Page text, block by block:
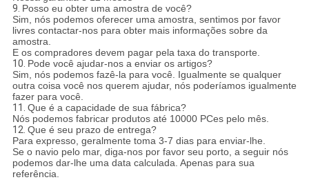
9. Posso eu obter uma amostra de você?
Sim, nós podemos oferecer uma amostra, sentimos por favor
livres contactar-nos para obter mais informações sobre da
amostra.
E os compradores devem pagar pela taxa do transporte.
10. Pode você ajudar-nos a enviar os artigos?
Sim, nós podemos fazê-la para você. Igualmente se qualquer
outra coisa você nos querem ajudar, nós poderíamos igualmente
fazer para você.
11. Que é a capacidade de sua fábrica?
Nós podemos fabricar produtos até 10000 PCes pelo mês.
12. Que é seu prazo de entrega?
Para expresso, geralmente toma 3-7 dias para enviar-lhe.
Se o navio pelo mar, diga-nos por favor seu porto, a seguir nós
podemos dar-lhe uma data calculada. Apenas para sua
referência.